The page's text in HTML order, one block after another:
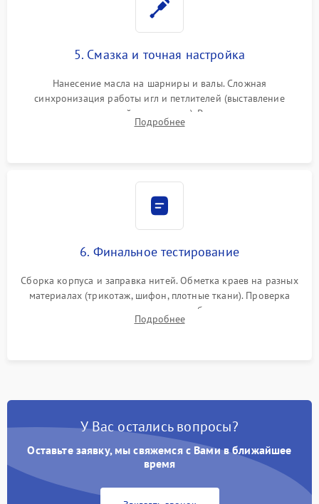
5. Смазка и точная настройка
Нанесение масла на шарниры и валы. Сложная
синхронизация работы игл и петлителей (выставление
зазоров до сотых долей миллиметра). Регулировка прижима
ножей, ширины обметки и хода дифференциального
Подробнее
6. Финальное тестирование
Сборка корпуса и заправка нитей. Обметка краев на разных
материалах (трикотаж, шифон, плотные ткани). Проверка
ровности среза, эластичности шва, работы ролевого шва и
отсутствия стягивания или волнистости ткани.
Подробнее
У Вас остались вопросы?
Оставьте заявку, мы свяжемся с Вами в ближайшее
время